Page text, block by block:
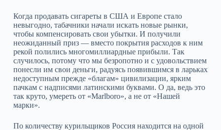
Когда продавать сигареты в США и Европе стало
невыгодно, табачники начали искать новые рынки,
чтобы компенсировать свои убытки. И получили
неожиданный приз — вместо покрытия расходов к ним
рекой полились многомиллиардные прибыли. Так
случилось, потому что мы безропотно и с удовольствием
понесли им свои деньги, радуясь появившимся в ларьках
недоступным прежде «благам» цивилизации, ярким
пачкам с надписями латинскими буквами. О да, ведь это
так круто, умереть от «Marlboro», а не от «Нашей
марки».
По количеству курильщиков Россия находится на одной